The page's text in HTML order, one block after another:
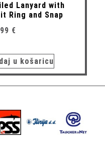
Lanyard with
Ring and Snap
€
u košaricu